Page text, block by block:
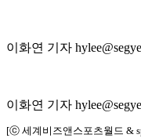
이화연 기자
이화연 기자
[ⓒ 세계비즈앤스포츠월드 &